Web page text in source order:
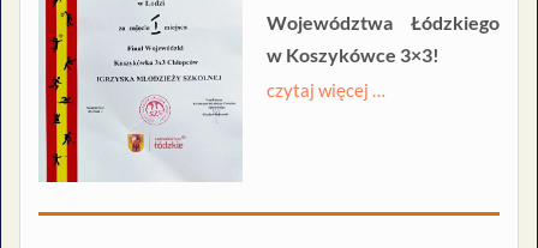
Województwa Łódzkiego
w Koszykówce 3×3!
czytaj więcej …